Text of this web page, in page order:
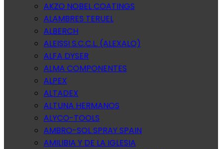
AKZO NOBEL COATINGS
ALAMBRES TERUEL
ALBERCH
ALEISSI S.C.C.L. (ALEXALO)
ALFA DYSER
ALMA COMPONENTES
ALPEX
ALTADEX
ALTUNA HERMANOS
ALYCO-TOOLS
AMBRO-SOL SPRAY SPAIN
AMILIBIA Y DE LA IGLESIA